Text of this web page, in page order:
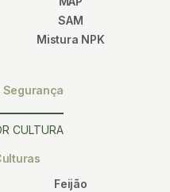
SAM
Mistura NPK
Segurança
CULTURA
Feijão